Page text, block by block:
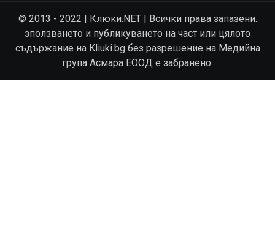
© 2013 - 2022 | Клюки.NET | Всички права запазени.
зползването и публикуването на част или цялото
съдържание на Kliuki.bg без разрешение на Медийна
група Асмара ЕООД е забранено.